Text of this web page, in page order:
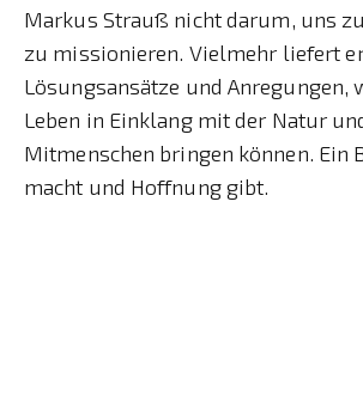
Markus Strauß nicht darum, uns
zu missionieren. Vielmehr liefert
Lösungsansätze und Anregungen,
Leben in Einklang mit der Natur
Mitmenschen bringen können. Ein
macht und Hoffnung gibt.